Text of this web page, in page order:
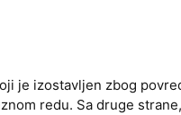
je izostavljen zbog
redu. Sa druge